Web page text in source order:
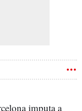
imputa a